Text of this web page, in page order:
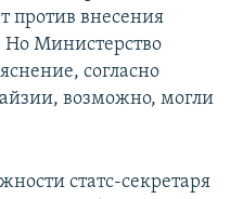
против внесения
Министерство
согласно
возможно, могли
статс-секретаря